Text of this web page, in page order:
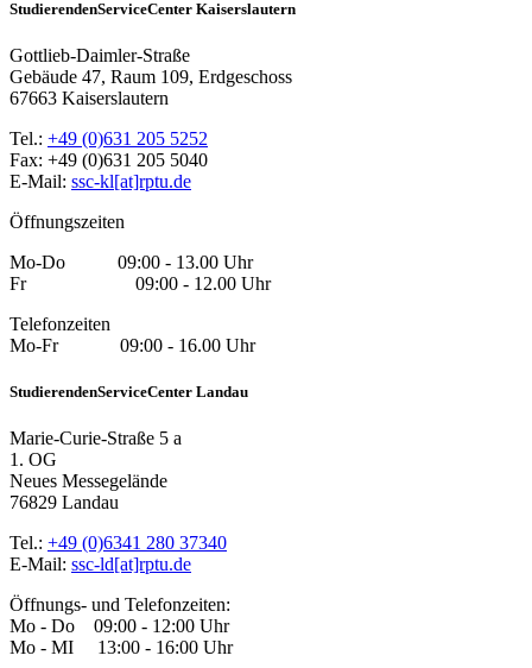
StudierendenServiceCenter Kaiserslautern
Gottlieb-Daimler-Straße
Gebäude 47, Raum 109, Erdgeschoss
67663 Kaiserslautern
Tel.: +49 (0)631 205 5252
Fax: +49 (0)631 205 5040
E-Mail: ssc-kl[at]rptu.de
Öffnungszeiten
Mo-Do 09:00 - 13.00 Uhr
Fr 09:00 - 12.00 Uhr
Telefonzeiten
Mo-Fr 09:00 - 16.00 Uhr
StudierendenServiceCenter Landau
Marie-Curie-Straße 5 a
1. OG
Neues Messegelände
76829 Landau
Tel.: +49 (0)6341 280 37340
E-Mail: ssc-ld[at]rptu.de
Öffnungs- und Telefonzeiten:
Mo - Do 09:00 - 12:00 Uhr
Mo - MI 13:00 - 16:00 Uhr